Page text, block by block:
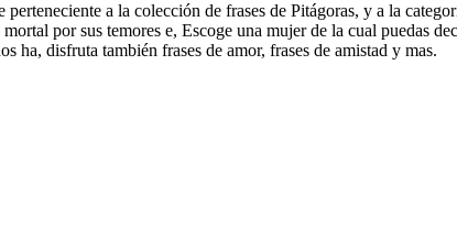
perteneciente a la colección de frases de Pitágoras, y a la
por sus temores e, Escoge una mujer de la cual puedas
ha, disfruta también frases de amor, frases de amistad y mas.